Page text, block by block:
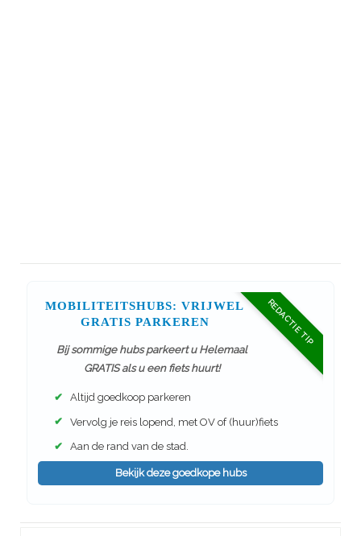
REDACTIE TIP
MOBILITEITSHUBS: VRIJWEL
GRATIS PARKEREN
Bij sommige hubs parkeert u Helemaal
GRATIS als u een fiets huurt!
✔ Altijd goedkoop parkeren
✔ Vervolg je reis lopend, met OV of (huur)fiets
✔ Aan de rand van de stad.
Bekijk deze goedkope hubs